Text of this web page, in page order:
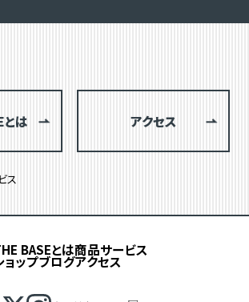
は アクセス
ス
BASEとは商品サービス
ョップブログアクセス